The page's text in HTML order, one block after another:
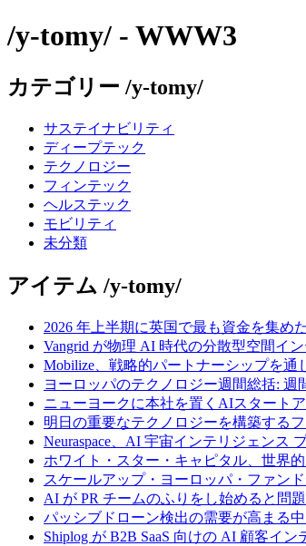
/y-tomy/ - WWW3
カテゴリー /y-tomy/
サステイナビリティ
ディープテック
テクノロジー
フィンテック
ヘルステック
モビリティ
未分類
アイテム /y-tomy/
2026 年上半期に英国で最も資金を集め
Vangrid が物理 AI 時代の分散型空間イ
Mobilize、戦略的パートナーシップを
ヨーロッパのテクノロジー週間総括: 週
ニューヨークに本社を置くAIスタート
明日の重要なテクノロジーを構築する
Neuraspace、AI 宇宙インテリジェンス
ホワイト・スター・キャピタル、世界
スケールアップ・ヨーロッパ・ファン
AI が PR チームのふりをし始めると問
パッシブドローン検出の需要が高まる
Shiplog が B2B SaaS 向けの AI 顧客イ